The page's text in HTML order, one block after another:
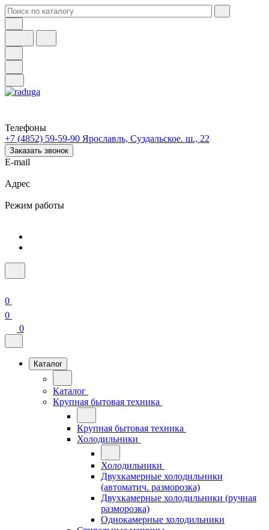
Телефоны
+7 (4852) 59-59-90 Ярославль, Суздальское. ш., 22
Заказать звонок
E-mail
Адрес
Режим работы
0
0
0
Каталог
Каталог
Крупная бытовая техника
Крупная бытовая техника
Холодильники
Холодильники
Двухкамерные холодильники
(автоматич. разморозка)
Двухкамерные холодильники (ручная
разморозка)
Однокамерные холодильники